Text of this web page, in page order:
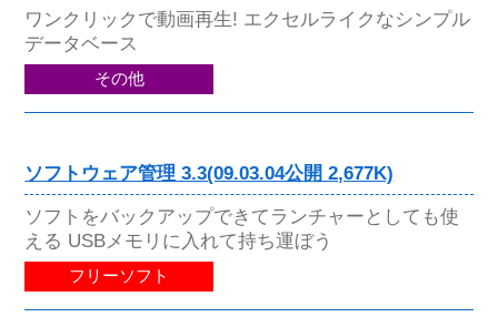
ワンクリックで動画再生! エクセルライクなシンプル
データベース
その他
ソフトウェア管理 3.3(09.03.04公開 2,677K)
ソフトをバックアップできてランチャーとしても使
える USBメモリに入れて持ち運ぼう
フリーソフト